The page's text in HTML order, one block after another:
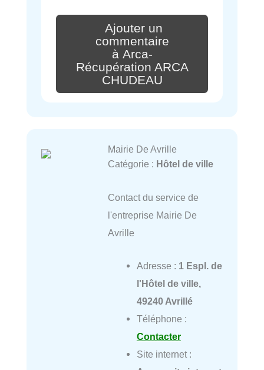
Ajouter un
commentaire
à Arca-
Récupération ARCA
CHUDEAU
Mairie De Avrille
Catégorie : Hôtel de ville
Contact du service de
l'entreprise Mairie De
Avrille
Adresse : 1 Espl. de
l'Hôtel de ville,
49240 Avrillé
Téléphone :
Contacter
Site internet :